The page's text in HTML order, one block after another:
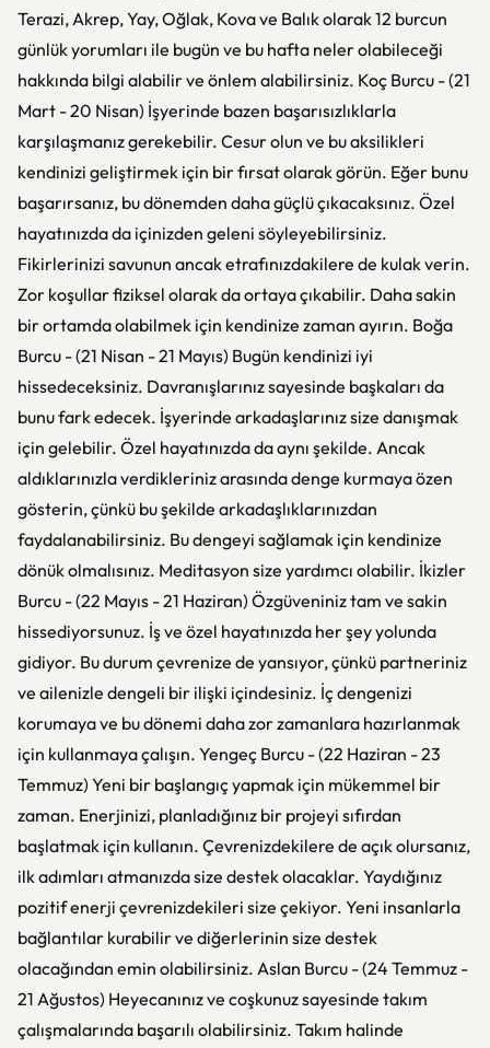
Terazi, Akrep, Yay, Oğlak, Kova ve Balık olarak 12 burcun
günlük yorumları ile bugün ve bu hafta neler olabileceği
hakkında bilgi alabilir ve önlem alabilirsiniz. Koç Burcu - (21
Mart - 20 Nisan) İşyerinde bazen başarısızlıklarla
karşılaşmanız gerekebilir. Cesur olun ve bu aksilikleri
kendinizi geliştirmek için bir fırsat olarak görün. Eğer bunu
başarırsanız, bu dönemden daha güçlü çıkacaksınız. Özel
hayatınızda da içinizden geleni söyleyebilirsiniz.
Fikirlerinizi savunun ancak etrafınızdakilere de kulak verin.
Zor koşullar fiziksel olarak da ortaya çıkabilir. Daha sakin
bir ortamda olabilmek için kendinize zaman ayırın. Boğa
Burcu - (21 Nisan - 21 Mayıs) Bugün kendinizi iyi
hissedeceksiniz. Davranışlarınız sayesinde başkaları da
bunu fark edecek. İşyerinde arkadaşlarınız size danışmak
için gelebilir. Özel hayatınızda da aynı şekilde. Ancak
aldıklarınızla verdikleriniz arasında denge kurmaya özen
gösterin, çünkü bu şekilde arkadaşlıklarınızdan
faydalanabilirsiniz. Bu dengeyi sağlamak için kendinize
dönük olmalısınız. Meditasyon size yardımcı olabilir. İkizler
Burcu - (22 Mayıs - 21 Haziran) Özgüveniniz tam ve sakin
hissediyorsunuz. İş ve özel hayatınızda her şey yolunda
gidiyor. Bu durum çevrenize de yansıyor, çünkü partneriniz
ve ailenizle dengeli bir ilişki içindesiniz. İç dengenizi
korumaya ve bu dönemi daha zor zamanlara hazırlanmak
için kullanmaya çalışın. Yengeç Burcu - (22 Haziran - 23
Temmuz) Yeni bir başlangıç yapmak için mükemmel bir
zaman. Enerjinizi, planladığınız bir projeyi sıfırdan
başlatmak için kullanın. Çevrenizdekilere de açık olursanız,
ilk adımları atmanızda size destek olacaklar. Yaydığınız
pozitif enerji çevrenizdekileri size çekiyor. Yeni insanlarla
bağlantılar kurabilir ve diğerlerinin size destek
olacağından emin olabilirsiniz. Aslan Burcu - (24 Temmuz -
21 Ağustos) Heyecanınız ve coşkunuz sayesinde takım
çalışmalarında başarılı olabilirsiniz. Takım halinde